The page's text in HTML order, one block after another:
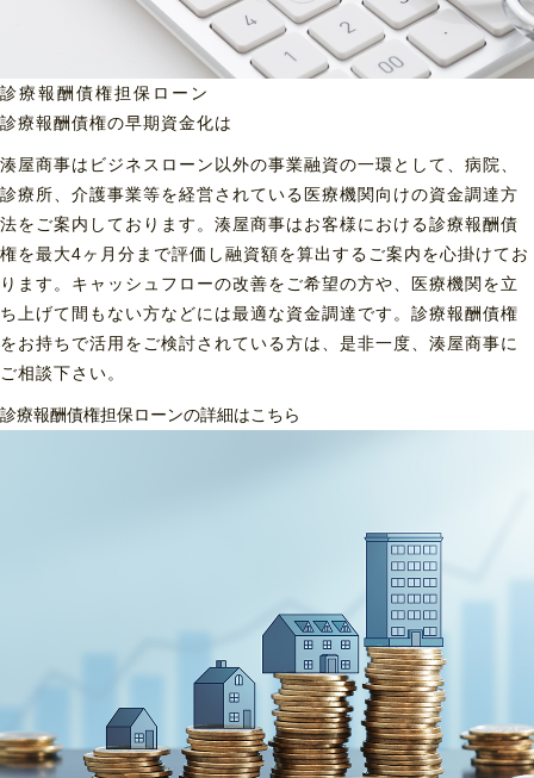
診療報酬債権担保ローン
診療報酬債権の早期資金化は
湊屋商事はビジネスローン以外の事業融資の一環として、病院、
診療所、介護事業等を経営されている医療機関向けの資金調達方
法をご案内しております。湊屋商事はお客様における診療報酬債
権を最大4ヶ月分まで評価し融資額を算出するご案内を心掛けてお
ります。キャッシュフローの改善をご希望の方や、医療機関を立
ち上げて間もない方などには最適な資金調達です。診療報酬債権
をお持ちで活用をご検討されている方は、是非一度、湊屋商事に
ご相談下さい。
診療報酬債権担保ローンの詳細はこちら